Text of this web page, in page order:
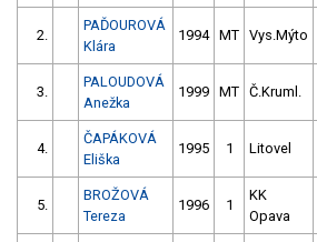
2.
PAĎOUROVÁ
Klára
1994 MT Vys.Mýto
3.
PALOUDOVÁ
Anežka
1999 MT Č.Kruml.
4.
ČAPÁKOVÁ
Eliška
1995 1 Litovel
5.
BROŽOVÁ
Tereza
1996 1
KK
Opava